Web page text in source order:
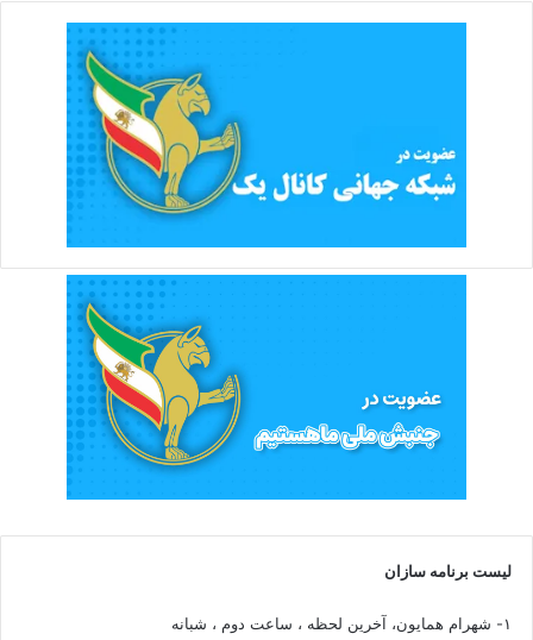
لیست برنامه سازان
۱- شهرام همایون، آخرین لحظه ، ساعت دوم ، شبانه